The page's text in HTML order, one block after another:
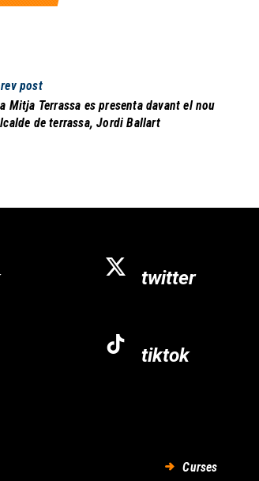
post
Mitja Terrassa es presenta davant el nou
de terrassa, Jordi Ballart
twitter
tiktok
Curses